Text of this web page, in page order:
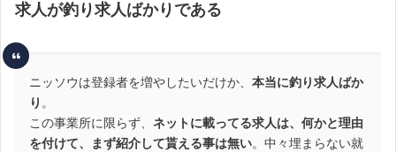
求人が釣り求人ばかりである
ニッソウは登録者を増やしたいだけか、 本当に釣り求人ばか
り 。
この事業所に限らず、 ネットに載ってる求人は、何かと理由
を付けて、まず紹介して貰える事は無い。中々埋まらない就